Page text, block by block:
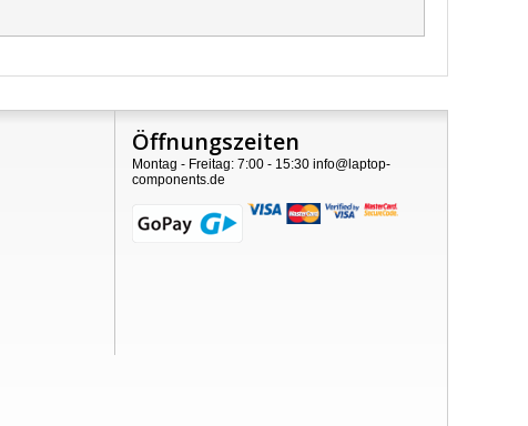
Öffnungszeiten
Montag - Freitag: 7:00 - 15:30 info@laptop-
components.de